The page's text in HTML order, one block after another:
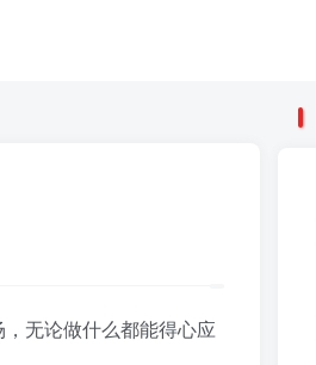
无论做什么都能得心应